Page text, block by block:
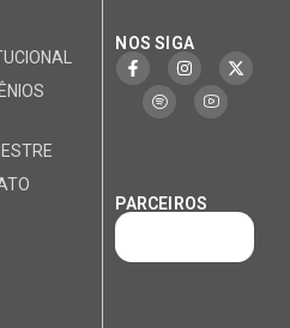
NOS SIGA
PARCEIROS